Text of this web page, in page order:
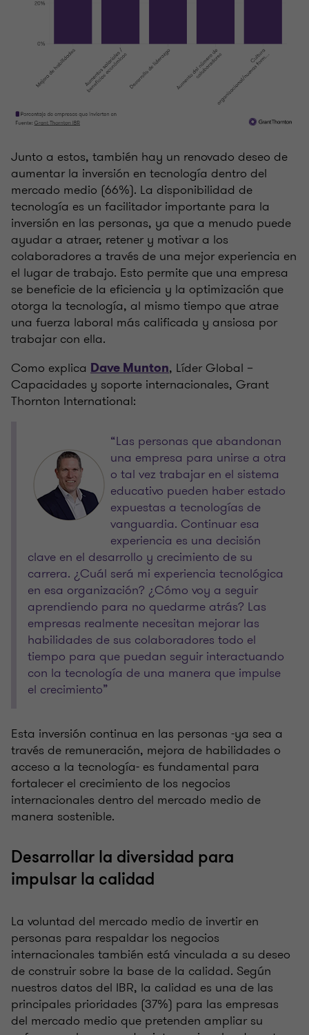
Junto a estos, también hay un renovado deseo de
aumentar la inversión en tecnología dentro del
mercado medio (66%). La disponibilidad de
tecnología es un facilitador importante para la
inversión en las personas, ya que a menudo puede
ayudar a atraer, retener y motivar a los
colaboradores a través de una mejor experiencia en
el lugar de trabajo. Esto permite que una empresa
se beneficie de la eficiencia y la optimización que
otorga la tecnología, al mismo tiempo que atrae
una fuerza laboral más calificada y ansiosa por
trabajar con ella.
Como explica Dave Munton, Líder Global –
Capacidades y soporte internacionales, Grant
Thornton International:
“Las personas que abandonan
una empresa para unirse a otra
o tal vez trabajar en el sistema
educativo pueden haber estado
expuestas a tecnologías de
vanguardia. Continuar esa
experiencia es una decisión
clave en el desarrollo y crecimiento de su
carrera. ¿Cuál será mi experiencia tecnológica
en esa organización? ¿Cómo voy a seguir
aprendiendo para no quedarme atrás? Las
empresas realmente necesitan mejorar las
habilidades de sus colaboradores todo el
tiempo para que puedan seguir interactuando
con la tecnología de una manera que impulse
el crecimiento”
Esta inversión continua en las personas -ya sea a
través de remuneración, mejora de habilidades o
acceso a la tecnología- es fundamental para
fortalecer el crecimiento de los negocios
internacionales dentro del mercado medio de
manera sostenible.
Desarrollar la diversidad para
impulsar la calidad
La voluntad del mercado medio de invertir en
personas para respaldar los negocios
internacionales también está vinculada a su deseo
de construir sobre la base de la calidad. Según
nuestros datos del IBR, la calidad es una de las
principales prioridades (37%) para las empresas
del mercado medio que pretenden ampliar su